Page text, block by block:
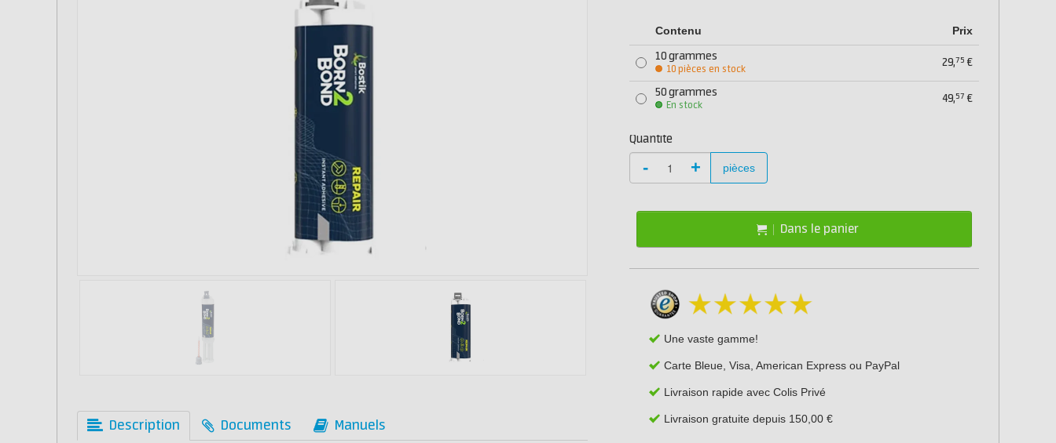
Description Documents Manuels
Contenu Prix
10 grammes
10 pièces en stock
29,75 €
50 grammes
En stock
49,57 €
Quantité
- + pièces
Dans le panier
Une vaste gamme!
Carte Bleue, Visa, American Express ou PayPal
Livraison rapide avec Colis Privé
Livraison gratuite depuis 150,00 €